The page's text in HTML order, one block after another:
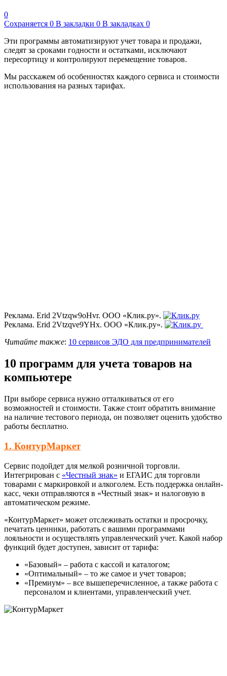
0
Сохраняется 0 В закладки 0 В закладках 0
Эти программы автоматизируют учет товара и продажи,
следят за сроками годности и остатками, исключают
пересортицу и контролируют перемещение товаров.
Мы расскажем об особенностях каждого сервиса и стоимости
использования на разных тарифах.
Реклама. Erid 2Vtzqw9oHvr. ООО «Клик.ру».
Реклама. Erid 2Vtzqve9YHx. ООО «Клик.ру».
Читайте также: 10 сервисов ЭДО для предпринимателей
10 программ для учета товаров на
компьютере
При выборе сервиса нужно отталкиваться от его
возможностей и стоимости. Также стоит обратить внимание
на наличие тестового периода, он позволяет оценить удобство
работы бесплатно.
1. КонтурМаркет
Сервис подойдет для мелкой розничной торговли.
Интегрирован с «Честный знак» и ЕГАИС для торговли
товарами с маркировкой и алкоголем. Есть поддержка онлайн-
касс, чеки отправляются в «Честный знак» и налоговую в
автоматическом режиме.
«КонтурМаркет» может отслеживать остатки и просрочку,
печатать ценники, работать с вашими программами
лояльности и осуществлять управленческий учет. Какой набор
функций будет доступен, зависит от тарифа:
«Базовый» – работа с кассой и каталогом;
«Оптимальный» – то же самое и учет товаров;
«Премиум» – все вышеперечисленное, а также работа с
персоналом и клиентами, управленческий учет.